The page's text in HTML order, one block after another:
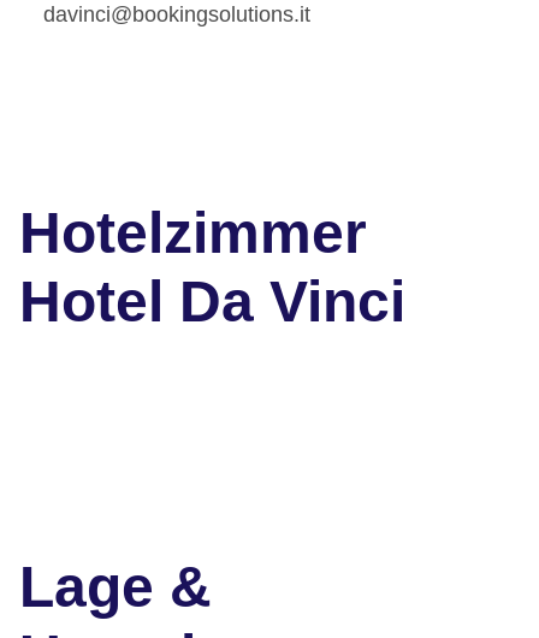
davinci@bookingsolutions.it
Hotelzimmer
Hotel Da Vinci
Lage &